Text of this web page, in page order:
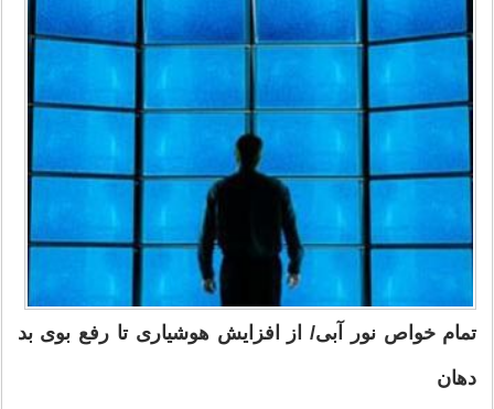
تمام خواص نور آبی/ از افزایش هوشیاری تا رفع بوی بد
دهان